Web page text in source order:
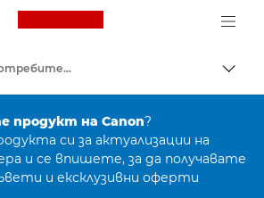
Canon Logo, back to
Поддръжка на потребителски продукти
продукт на Canon?
си за актуализации на
и се впишете, за да получавате
и ексклузивни оферти